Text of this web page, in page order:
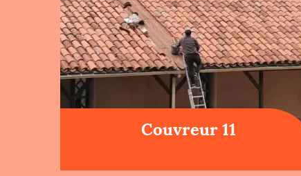
Couvreur 11